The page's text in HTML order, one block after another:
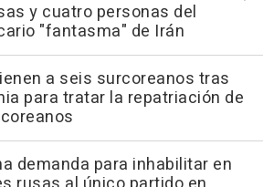
y cuatro personas del
"fantasma" de Irán
a seis surcoreanos tras
para tratar la repatriación de
demanda para inhabilitar en